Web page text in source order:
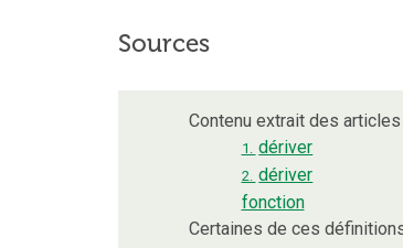
Sources
Contenu extrait des
1. dériver
2. dériver
fonction
Certaines de ces